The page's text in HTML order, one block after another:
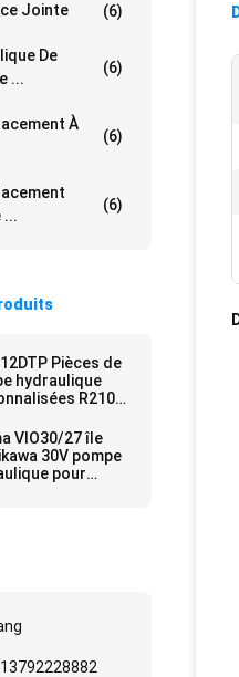
Jointe (6)
De
...
(6)
À
(6)
...
(6)
Pièces de
hydraulique
R210
VIO30/27 île
30V pompe
pour